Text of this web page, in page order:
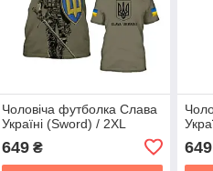
Чоловіча футболка Слава
Україні (Sword) / 2XL
649₴ 649